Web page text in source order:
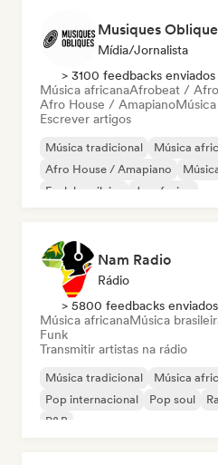
Musiques
Mídia/Jornalista
> 3100 feedbacks enviados
Música africanaAfrobeat /
Afro House / Amapiano
Escrever artigos
Música tradicional Música
Afro House / Amapiano
Funk brasileiro
Jazz fusion
Nam Radio
Rádio
> 5800 feedbacks enviados
Música africanaMúsica
Funk
Transmitir artistas na rádio
Música tradicional Música
Pop internacional
Pop soul
R&B